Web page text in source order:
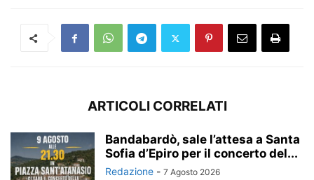
ARTICOLI CORRELATI
Bandabardò, sale l’attesa a Santa
Sofia d’Epiro per il concerto del...
Redazione - 7 Agosto 2026